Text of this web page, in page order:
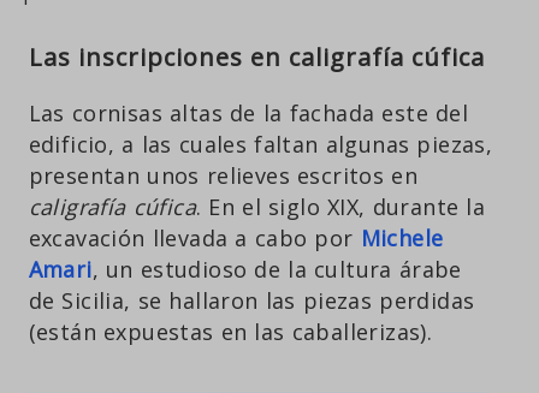
Las inscripciones en caligrafía cúfica
Las cornisas altas de la fachada este del
edificio, a las cuales faltan algunas piezas,
presentan unos relieves escritos en
caligrafía cúfica. En el siglo XIX, durante la
excavación llevada a cabo por Michele
Amari, un estudioso de la cultura árabe
de Sicilia, se hallaron las piezas perdidas
(están expuestas en las caballerizas).